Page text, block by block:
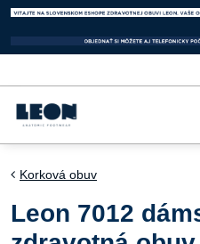
Korková obuv
Leon 7012